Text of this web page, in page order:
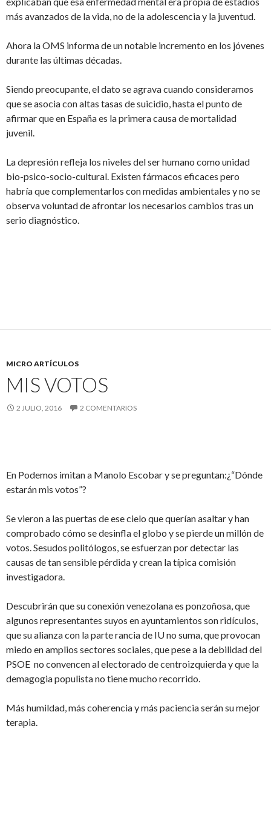
más avanzados de la vida, no de la adolescencia y la juventud.
Ahora la OMS informa de un notable incremento en los jóvenes
durante las últimas décadas.
Siendo preocupante, el dato se agrava cuando consideramos
que se asocia con altas tasas de suicidio, hasta el punto de
afirmar que en España es la primera causa de mortalidad
juvenil.
La depresión refleja los niveles del ser humano como unidad
bio-psico-socio-cultural. Existen fármacos eficaces pero
habría que complementarlos con medidas ambientales y no se
observa voluntad de afrontar los necesarios cambios tras un
serio diagnóstico.
MICRO ARTÍCULOS
MIS VOTOS
2 JULIO, 2016 2 COMENTARIOS
En Podemos imitan a Manolo Escobar y se preguntan:¿“Dónde
estarán mis votos”?
Se vieron a las puertas de ese cielo que querían asaltar y han
comprobado cómo se desinfla el globo y se pierde un millón de
votos. Sesudos politólogos, se esfuerzan por detectar las
causas de tan sensible pérdida y crean la típica comisión
investigadora.
Descubrirán que su conexión venezolana es ponzoñosa, que
algunos representantes suyos en ayuntamientos son ridículos,
que su alianza con la parte rancia de IU no suma, que provocan
miedo en amplios sectores sociales, que pese a la debilidad del
PSOE no convencen al electorado de centroizquierda y que la
demagogia populista no tiene mucho recorrido.
Más humildad, más coherencia y más paciencia serán su mejor
terapia.